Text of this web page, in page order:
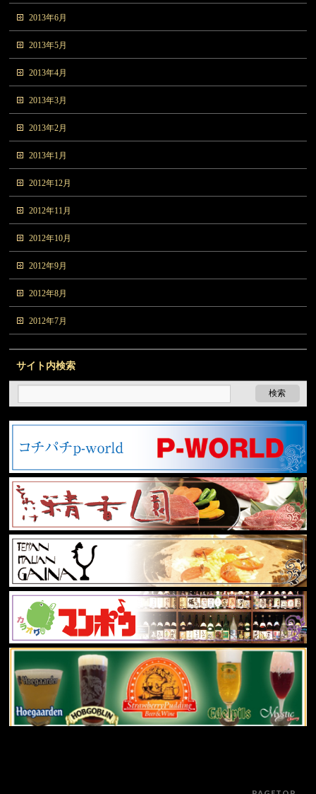
2013年6月
2013年5月
2013年4月
2013年3月
2013年2月
2013年1月
2012年12月
2012年11月
2012年10月
2012年9月
2012年8月
2012年7月
サイト内検索